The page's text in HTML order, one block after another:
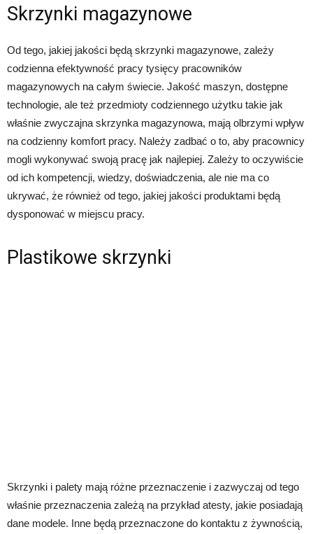
Skrzynki magazynowe
Od tego, jakiej jakości będą skrzynki magazynowe, zależy
codzienna efektywność pracy tysięcy pracowników
magazynowych na całym świecie. Jakość maszyn, dostępne
technologie, ale też przedmioty codziennego użytku takie jak
właśnie zwyczajna skrzynka magazynowa, mają olbrzymi wpływ
na codzienny komfort pracy. Należy zadbać o to, aby pracownicy
mogli wykonywać swoją pracę jak najlepiej. Zależy to oczywiście
od ich kompetencji, wiedzy, doświadczenia, ale nie ma co
ukrywać, że również od tego, jakiej jakości produktami będą
dysponować w miejscu pracy.
Plastikowe skrzynki
Skrzynki i palety mają różne przeznaczenie i zazwyczaj od tego
właśnie przeznaczenia zależą na przykład atesty, jakie posiadają
dane modele. Inne będą przeznaczone do kontaktu z żywnością,